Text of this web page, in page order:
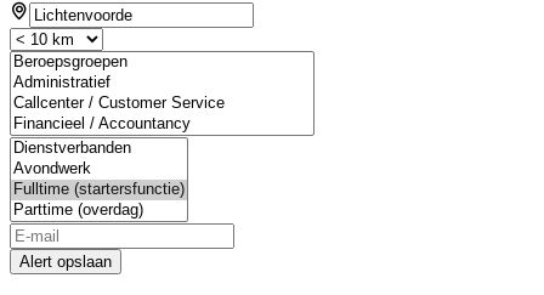
If
you
are
a
human,
ignore
this
field
Alert opslaan